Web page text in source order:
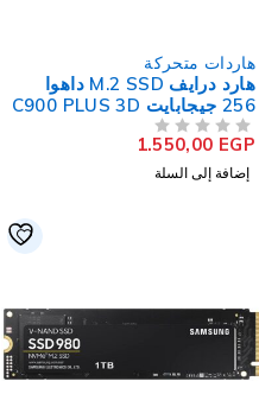
هاردات متحركة
هارد درايف M.2 SSD داهوا
256 جيجابايت C900 PLUS 3D
NAND NVMe PCIe
1.550,00EGP
إضافة إلى السلة